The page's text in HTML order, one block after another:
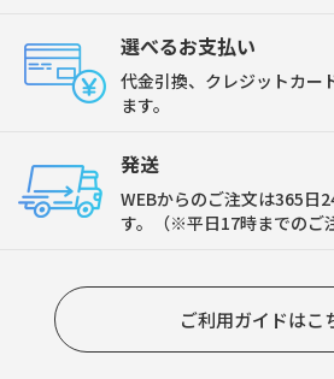
選べるお支払い
代金引換、クレジットカー
ます。
発送
WEBからのご注文は365日
す。（※平日17時までのご
ご利用ガイドはこ